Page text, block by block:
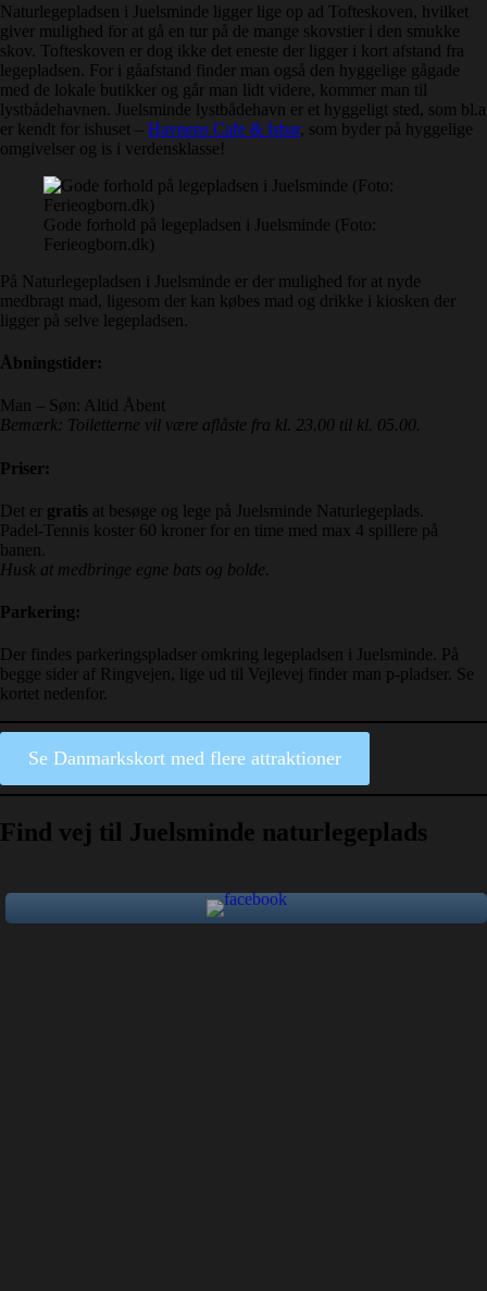
Naturlegepladsen i Juelsminde ligger lige op ad Tofteskoven, hvilket
giver mulighed for at gå en tur på de mange skovstier i den smukke
skov. Tofteskoven er dog ikke det eneste der ligger i kort afstand fra
legepladsen. For i gåafstand finder man også den hyggelige gågade
med de lokale butikker og går man lidt videre, kommer man til
lystbådehavnen. Juelsminde lystbådehavn er et hyggeligt sted, som bl.a
er kendt for ishuset – Havnens Cafe & Isbar, som byder på hyggelige
omgivelser og is i verdensklasse!
Gode forhold på legepladsen i Juelsminde (Foto:
Ferieogborn.dk)
På Naturlegepladsen i Juelsminde er der mulighed for at nyde
medbragt mad, ligesom der kan købes mad og drikke i kiosken der
ligger på selve legepladsen.
Åbningstider:
Man – Søn: Altid Åbent
Bemærk: Toiletterne vil være aflåste fra kl. 23.00 til kl. 05.00.
Priser:
Det er gratis at besøge og lege på Juelsminde Naturlegeplads.
Padel-Tennis koster 60 kroner for en time med max 4 spillere på
banen.
Husk at medbringe egne bats og bolde.
Parkering:
Der findes parkeringspladser omkring legepladsen i Juelsminde. På
begge sider af Ringvejen, lige ud til Vejlevej finder man p-pladser. Se
kortet nedenfor.
Se Danmarkskort med flere attraktioner
Find vej til Juelsminde naturlegeplads